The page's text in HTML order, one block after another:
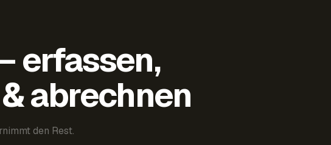
erfassen,
abrechnen
den Rest.